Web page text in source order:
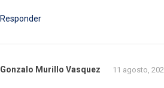
Responder
Gonzalo Murillo Vasquez 11 agosto,